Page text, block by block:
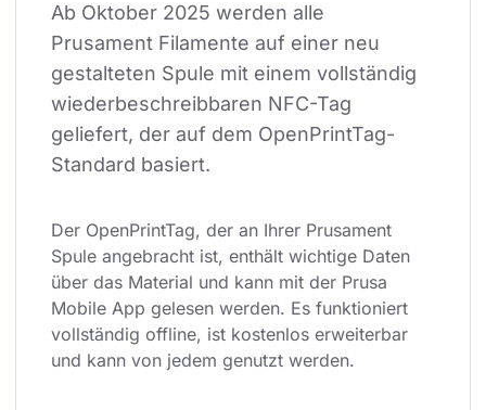
Ab Oktober 2025 werden alle
Prusament Filamente auf einer neu
gestalteten Spule mit einem vollständig
wiederbeschreibbaren NFC-Tag
geliefert, der auf dem OpenPrintTag-
Standard basiert.
Der OpenPrintTag, der an Ihrer Prusament
Spule angebracht ist, enthält wichtige Daten
über das Material und kann mit der Prusa
Mobile App gelesen werden. Es funktioniert
vollständig offline, ist kostenlos erweiterbar
und kann von jedem genutzt werden.